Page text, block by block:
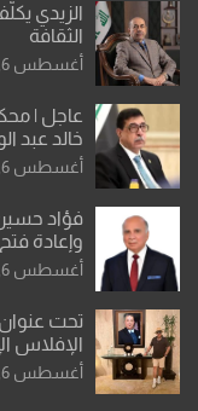
الزيدي
الثقافة
أغسطس 6, 2026
عاجل |
خالد عبد
أغسطس 6, 2026
فؤاد
وإعادة
تحولات
أغسطس 6, 2026
تحت
الإفلاس
الشكرجي
أغسطس 6, 2026